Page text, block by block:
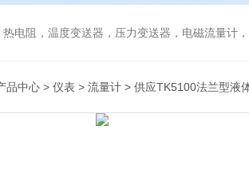
电阻，温度变送器，压力变送器，电磁流量计，
品中心 > 仪表 > 流量计 > 供应TK5100法兰型液